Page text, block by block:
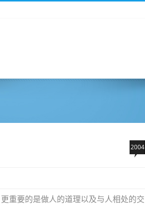
2004
重要的是做人的道理以及与人相处的交